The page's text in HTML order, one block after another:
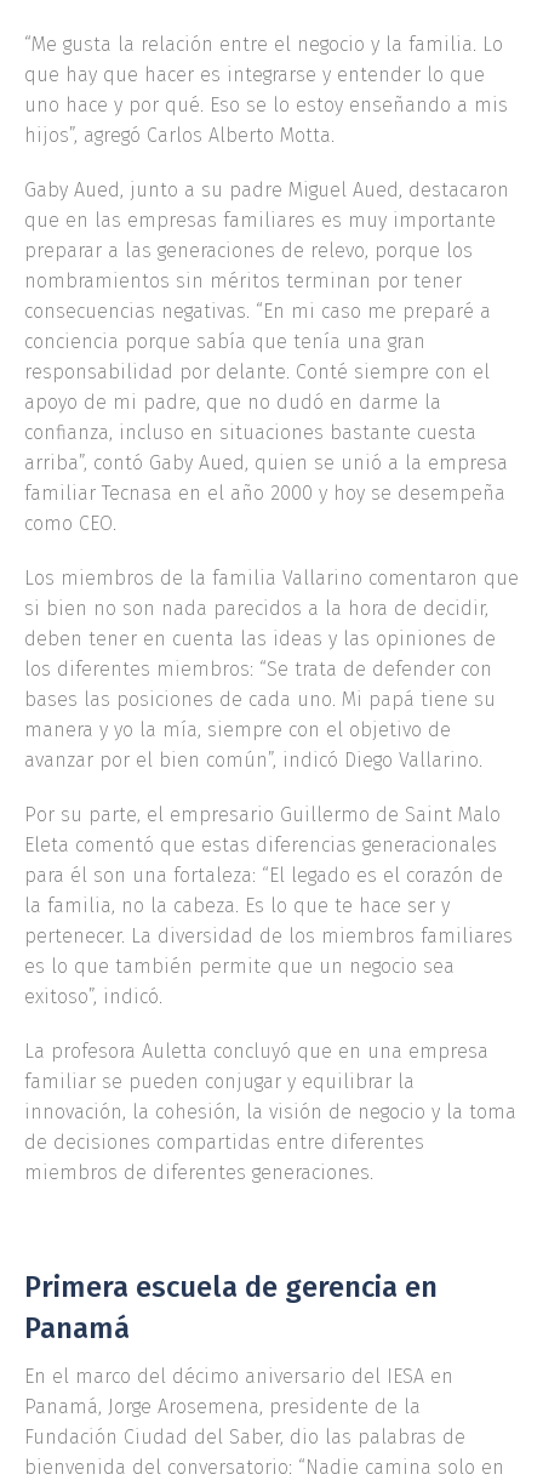
“Me gusta la relación entre el negocio y la familia. Lo
que hay que hacer es integrarse y entender lo que
uno hace y por qué. Eso se lo estoy enseñando a mis
hijos”, agregó Carlos Alberto Motta.
Gaby Aued, junto a su padre Miguel Aued, destacaron
que en las empresas familiares es muy importante
preparar a las generaciones de relevo, porque los
nombramientos sin méritos terminan por tener
consecuencias negativas. “En mi caso me preparé a
conciencia porque sabía que tenía una gran
responsabilidad por delante. Conté siempre con el
apoyo de mi padre, que no dudó en darme la
confianza, incluso en situaciones bastante cuesta
arriba”, contó Gaby Aued, quien se unió a la empresa
familiar Tecnasa en el año 2000 y hoy se desempeña
como CEO.
Los miembros de la familia Vallarino comentaron que
si bien no son nada parecidos a la hora de decidir,
deben tener en cuenta las ideas y las opiniones de
los diferentes miembros: “Se trata de defender con
bases las posiciones de cada uno. Mi papá tiene su
manera y yo la mía, siempre con el objetivo de
avanzar por el bien común”, indicó Diego Vallarino.
Por su parte, el empresario Guillermo de Saint Malo
Eleta comentó que estas diferencias generacionales
para él son una fortaleza: “El legado es el corazón de
la familia, no la cabeza. Es lo que te hace ser y
pertenecer. La diversidad de los miembros familiares
es lo que también permite que un negocio sea
exitoso”, indicó.
La profesora Auletta concluyó que en una empresa
familiar se pueden conjugar y equilibrar la
innovación, la cohesión, la visión de negocio y la toma
de decisiones compartidas entre diferentes
miembros de diferentes generaciones.
Primera escuela de gerencia en
Panamá
En el marco del décimo aniversario del IESA en
Panamá, Jorge Arosemena, presidente de la
Fundación Ciudad del Saber, dio las palabras de
bienvenida del conversatorio: “Nadie camina solo en